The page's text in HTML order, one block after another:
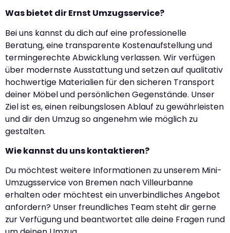
Was bietet dir Ernst Umzugsservice?
Bei uns kannst du dich auf eine professionelle
Beratung, eine transparente Kostenaufstellung und
termingerechte Abwicklung verlassen. Wir verfügen
über modernste Ausstattung und setzen auf qualitativ
hochwertige Materialien für den sicheren Transport
deiner Möbel und persönlichen Gegenstände. Unser
Ziel ist es, einen reibungslosen Ablauf zu gewährleisten
und dir den Umzug so angenehm wie möglich zu
gestalten.
Wie kannst du uns kontaktieren?
Du möchtest weitere Informationen zu unserem Mini-
Umzugsservice von Bremen nach Villeurbanne
erhalten oder möchtest ein unverbindliches Angebot
anfordern? Unser freundliches Team steht dir gerne
zur Verfügung und beantwortet alle deine Fragen rund